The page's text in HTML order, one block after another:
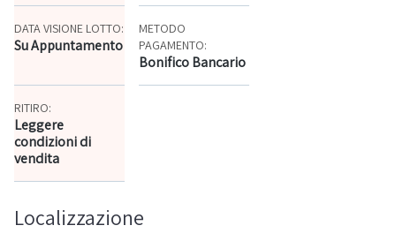
DATA VISIONE LOTTO:
Su Appuntamento
METODO
PAGAMENTO:
Bonifico Bancario
RITIRO:
Leggere
condizioni di
vendita
Localizzazione